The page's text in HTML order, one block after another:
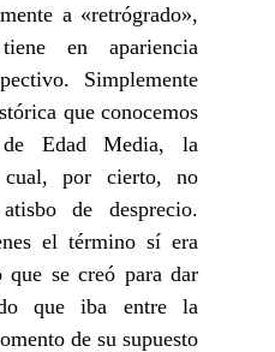
a «retrógrado»,
en apariencia
Simplemente
que conocemos
Edad Media, la
por cierto, no
de desprecio.
el término sí era
que se creó para dar
que iba entre la
de su supuesto